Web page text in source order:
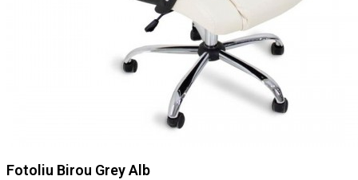
Fotoliu Birou Grey Alb